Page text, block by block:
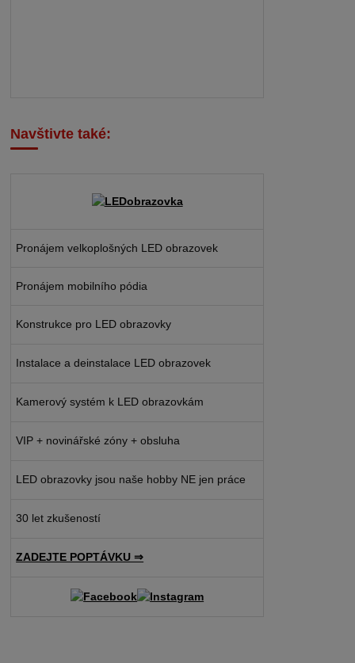
Navštivte také:
Pronájem velkoplošných LED obrazovek
Pronájem mobilního pódia
Konstrukce pro LED obrazovky
Instalace a deinstalace LED obrazovek
Kamerový systém k LED obrazovkám
VIP + novinářské zóny + obsluha
LED obrazovky jsou naše hobby NE jen práce
30 let zkušeností
ZADEJTE POPTÁVKU ⇒